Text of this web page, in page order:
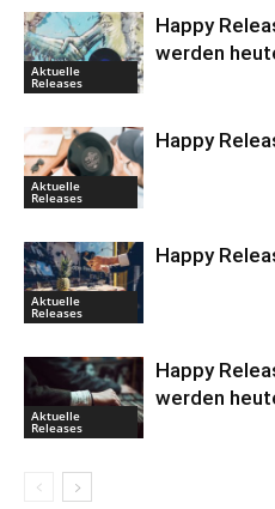
Aktuelle
Releases
Happy
werden
Aktuelle
Releases
Happy
Aktuelle
Releases
Happy
Aktuelle
Releases
Happy
werden